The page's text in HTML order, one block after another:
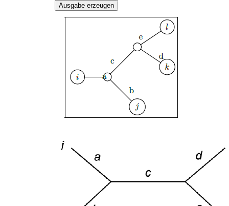
Ausgabe erzeugen